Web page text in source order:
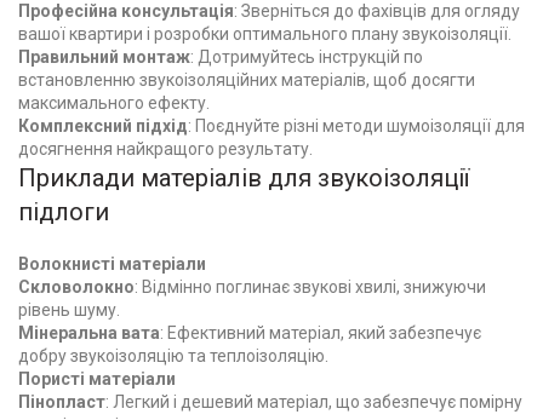
Професійна консультація: Зверніться до фахівців для огляду
вашої квартири і розробки оптимального плану звукоізоляції.
Правильний монтаж: Дотримуйтесь інструкцій по
встановленню звукоізоляційних матеріалів, щоб досягти
максимального ефекту.
Комплексний підхід: Поєднуйте різні методи шумоізоляції для
досягнення найкращого результату.
Приклади матеріалів для звукоізоляції
підлоги
Волокнисті матеріали
Скловолокно: Відмінно поглинає звукові хвилі, знижуючи
рівень шуму.
Мінеральна вата: Ефективний матеріал, який забезпечує
добру звукоізоляцію та теплоізоляцію.
Пористі матеріали
Пінопласт: Легкий і дешевий матеріал, що забезпечує помірну